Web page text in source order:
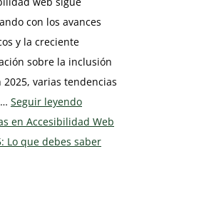
con los avances
y la creciente
sobre la inclusión
2025, varias tendencias
Seguir leyendo
en Accesibilidad Web
Lo que debes saber